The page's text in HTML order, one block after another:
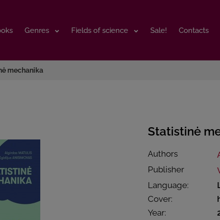
Genres Fields of science Sale! Contacts
Genres Fields of science Sale! Contacts
mechanika
Statistinė
Authors
Publisher
Language:
Cover:
Year: